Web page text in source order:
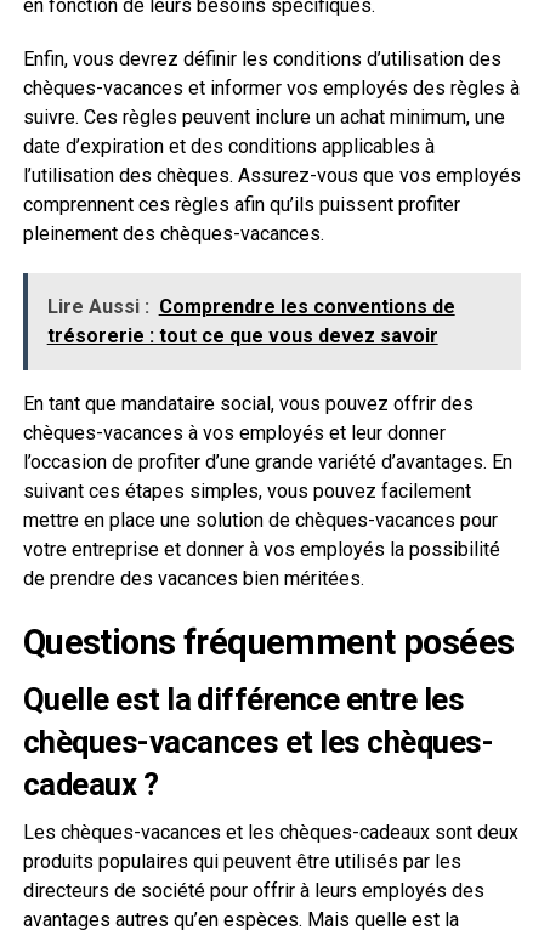
en fonction de leurs besoins spécifiques.
Enfin, vous devrez définir les conditions d’utilisation des
chèques-vacances et informer vos employés des règles à
suivre. Ces règles peuvent inclure un achat minimum, une
date d’expiration et des conditions applicables à
l’utilisation des chèques. Assurez-vous que vos employés
comprennent ces règles afin qu’ils puissent profiter
pleinement des chèques-vacances.
Lire Aussi : Comprendre les conventions de
trésorerie : tout ce que vous devez savoir
En tant que mandataire social, vous pouvez offrir des
chèques-vacances à vos employés et leur donner
l’occasion de profiter d’une grande variété d’avantages. En
suivant ces étapes simples, vous pouvez facilement
mettre en place une solution de chèques-vacances pour
votre entreprise et donner à vos employés la possibilité
de prendre des vacances bien méritées.
Questions fréquemment posées
Quelle est la différence entre les
chèques-vacances et les chèques-
cadeaux ?
Les chèques-vacances et les chèques-cadeaux sont deux
produits populaires qui peuvent être utilisés par les
directeurs de société pour offrir à leurs employés des
avantages autres qu’en espèces. Mais quelle est la